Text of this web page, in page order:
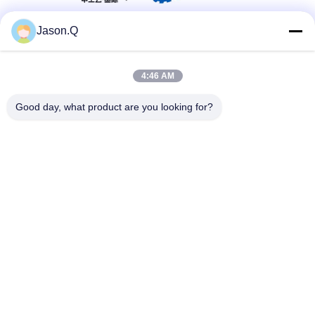
त्वरित संपर्क
Jason.Q
4:46 AM
Good day, what product are you looking for?